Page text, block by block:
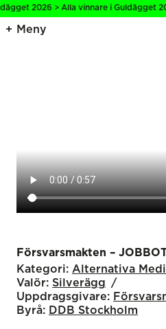
2026 > Alla vinnare i Guldägget
Meny
Försvarsmakten –
Kategori: Alternativa
Valör: Silverägg
Uppdragsgivare:
Byrå: DDB Stockholm